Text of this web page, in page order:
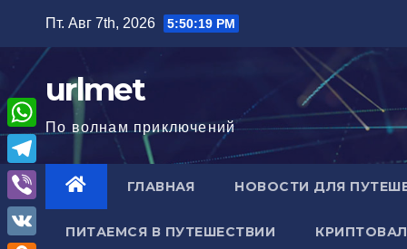
содержимому
Пт. Авг 7th, 2026 5:50:21 PM
urlmet
По волнам приключений
ГЛАВНАЯ НОВОСТИ ДЛЯ
ПИТАЕМСЯ В ПУТЕШЕСТВИИ
W
h
a
T
e
l
V
i